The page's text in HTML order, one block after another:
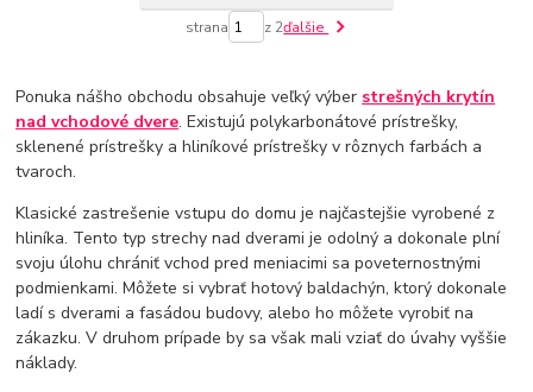
strana z 2ďalšie
Ponuka nášho obchodu obsahuje veľký výber strešných krytín
nad vchodové dvere. Existujú polykarbonátové prístrešky,
sklenené prístrešky a hliníkové prístrešky v rôznych farbách a
tvaroch.
Klasické zastrešenie vstupu do domu je najčastejšie vyrobené z
hliníka. Tento typ strechy nad dverami je odolný a dokonale plní
svoju úlohu chrániť vchod pred meniacimi sa poveternostnými
podmienkami. Môžete si vybrať hotový baldachýn, ktorý dokonale
ladí s dverami a fasádou budovy, alebo ho môžete vyrobiť na
zákazku. V druhom prípade by sa však mali vziať do úvahy vyššie
náklady.